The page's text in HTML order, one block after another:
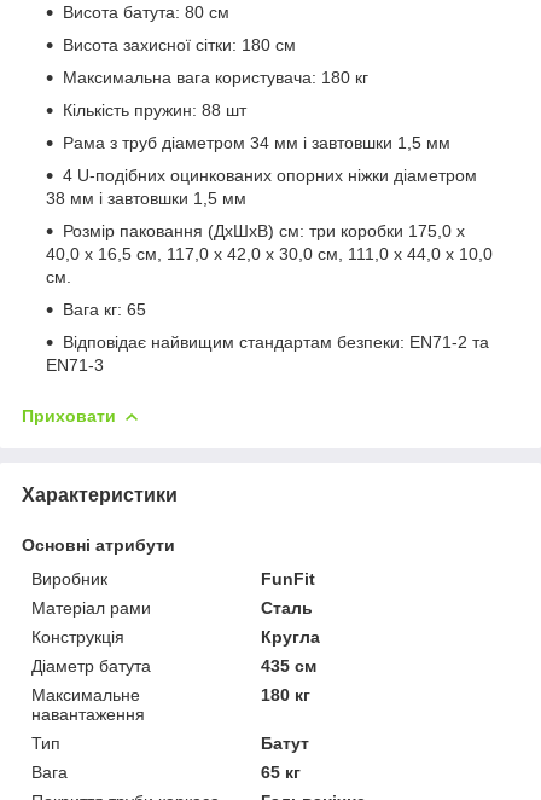
Висота батута: 80 см
Висота захисної сітки: 180 см
Максимальна вага користувача: 180 кг
Кількість пружин: 88 шт
Рама з труб діаметром 34 мм і завтовшки 1,5 мм
4 U-подібних оцинкованих опорних ніжки діаметром
38 мм і завтовшки 1,5 мм
Розмір паковання (ДхШхВ) см: три коробки 175,0 х
40,0 х 16,5 см, 117,0 х 42,0 х 30,0 см, 111,0 х 44,0 х 10,0
см.
Вага кг: 65
Відповідає найвищим стандартам безпеки: EN71-2 та
EN71-3
Приховати
Характеристики
Основні атрибути
Виробник
FunFit
Матеріал рами
Сталь
Конструкція
Кругла
Діаметр батута
435 см
Максимальне
навантаження
180 кг
Тип
Батут
Вага
65 кг